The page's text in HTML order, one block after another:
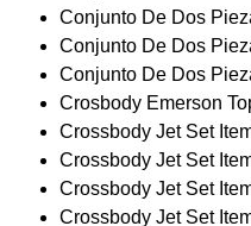
Conjunto De Dos
Conjunto De Dos
Conjunto De Dos
Crosbody Emerson
Crossbody Jet Set
Crossbody Jet Set
Crossbody Jet Set
Crossbody Jet Set